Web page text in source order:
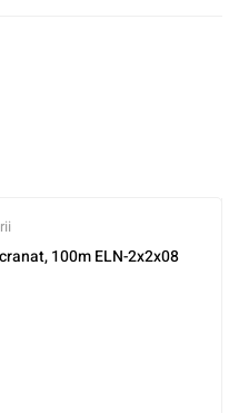
100m ELN-2x2x08